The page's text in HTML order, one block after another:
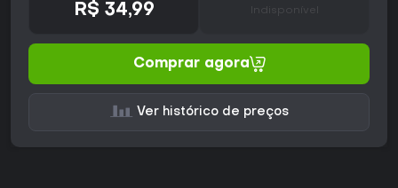
R$ 34,99 Indisponível
Comprar agora
Ver histórico de preços